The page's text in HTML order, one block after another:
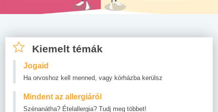
Kiemelt témák
Jogaid
Ha orvoshoz kell menned, vagy kórházba kerülsz
Mindent az allergiáról
Szénanátha? Ételallergia? Tudj meg többet!